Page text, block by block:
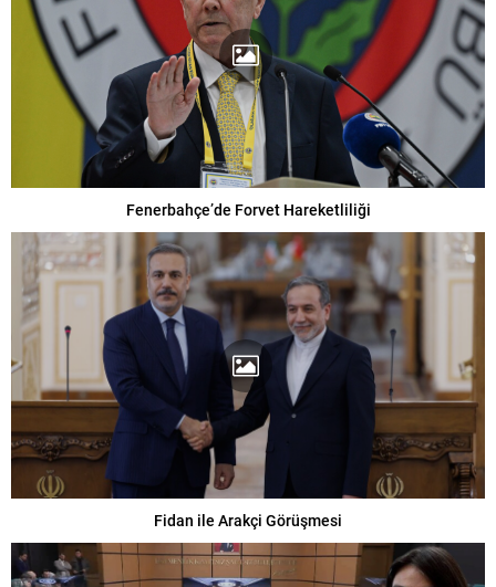
Fenerbahçe’de Forvet Hareketliliği
Fidan ile Arakçi Görüşmesi